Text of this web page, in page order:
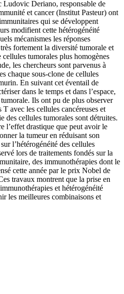
Ludovic Deriano, responsable de
et cancer (Institut Pasteur) ont
qui se développent
modifient cette hétérogénéité
mécanismes les réponses
fortement la diversité tumorale et
tumorales plus homogènes
les chercheurs sont parvenus à
chaque sous-clone de cellules
En suivant cet éventail de
dans le temps et dans l’espace,
Ils ont pu de plus observer
avec les cellules cancéreuses et
des cellules tumorales sont détruites.
l’effet drastique que peut avoir le
la tumeur en réduisant son
l’hétérogénéité des cellules
lors de traitements fondés sur la
des immunothérapies dont le
cette année par le prix Nobel de
travaux montrent que la prise en
et hétérogénéité
les meilleures combinaisons et